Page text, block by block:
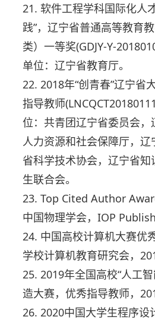
21. 软件工程学科国际化人
践”，辽宁省普通高等教育
类）一等奖(GDJY-Y-
单位：辽宁省教育厅。
22. 2018年“创青春”辽宁省
指导教师
位：共青团辽宁省委员会
人力资源和社会保障厅，
省科学技术协会，辽宁省
生联合会。
23. Top Cited Author
中国物理学会，IOP
24. 中国高校计算机大赛优
学校计算机教育研究会，
25. 2019年全国高校“人工
造大赛，优秀指导教师，
26. 2020中国大学生程序设